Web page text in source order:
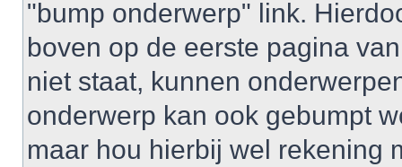
"bump onderwerp" link.
boven op de eerste pagina
niet staat, kunnen
onderwerp kan ook gebumpt
maar hou hierbij wel rekening